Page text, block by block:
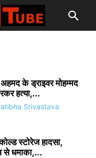
के ड्राइवर मोहम्मद
हत्या,...
Srivastava
स्टोरेज हादसा,
से धमाका,...